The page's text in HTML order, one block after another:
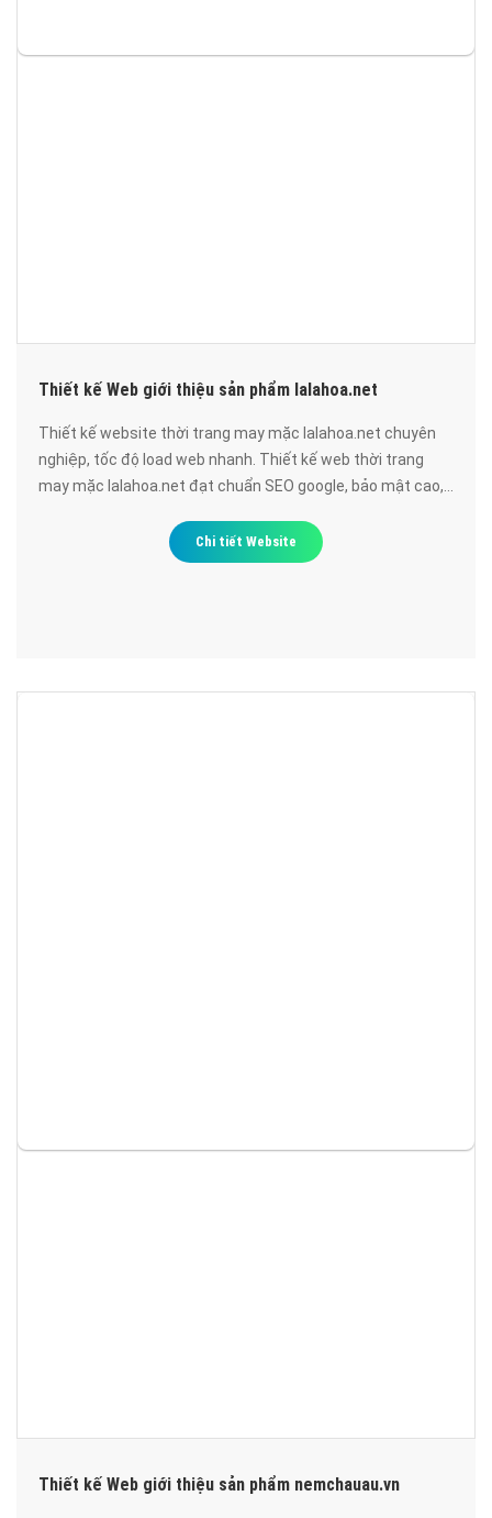
Thiết kế Web giới thiệu sản phẩm lalahoa.net
Thiết kế website thời trang may mặc lalahoa.net chuyên
nghiệp, tốc độ load web nhanh. Thiết kế web thời trang
may mặc lalahoa.net đạt chuẩn SEO google, bảo mật cao,
Chi tiết Website
Thiết kế Web giới thiệu sản phẩm nemchauau.vn